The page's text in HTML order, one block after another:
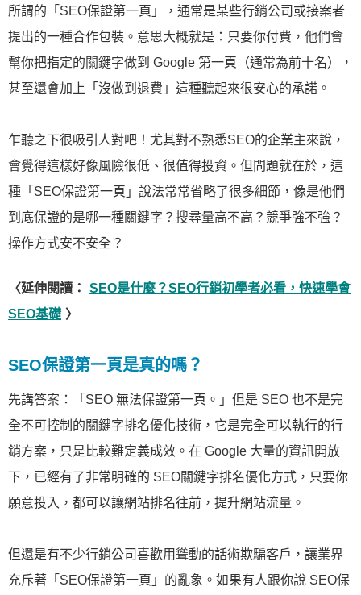
所謂的「SEO保證第一頁」，通常是某些行銷公司或接案者
提出的一種合作包裝。意思大概就是：只要你付費，他們會
幫你把指定的關鍵字做到 Google 第一頁（通常為前十名），
甚至還會加上「沒做到退費」這種聽起來很安心的承諾。
乍聽之下很吸引人對吧！尤其對不熟悉SEO的企業主來說，
會覺得這樣好像風險很低、很值得投資。但問題就在於，這
種「SEO保證第一頁」說法常常省略了很多細節，像是他們
到底保證的是哪一種關鍵字？搜尋量高不高？競爭強不強？
操作方式安不安全？
〈延伸閱讀：
SEO是什麼？SEO行銷初學者必看，快速學會
SEO基礎 〉
SEO保證第一頁是真的嗎？
先講答案：「SEO 無法保證第一頁。」但是 SEO 也不是完
全不可控制的關鍵字排名優化技術，它是完全可以執行的行
銷方案，只是比較難定義成效。在 Google 大量的資訊開放
下，已經有了非常明確的 SEO關鍵字排名優化方式，只要你
願意投入，都可以讓網站排名往前，提升網站流量。
但還是有不少行銷公司喜歡用聳動的話術欺騙客戶，讓業界
充斥著「SEO保證第一頁」的亂象。如果有人跟你說 SEO保